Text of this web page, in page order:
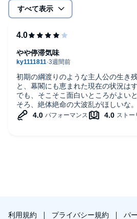
すべて表示
初期の綱渡りのような主人公の生き
と、幕閣にも恵まれた現在の状況は
でも、そこそこ面白いところがよい
そろ、絶体絶命の大波乱がほしいな。
やや停滞気味
利用規約 プライバシー規約 パ